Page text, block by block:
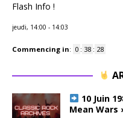
Flash Info !
jeudi, 14:00 - 14:03
Commencing in: 0 : 38 : 28
10 Juin
Mean Wars